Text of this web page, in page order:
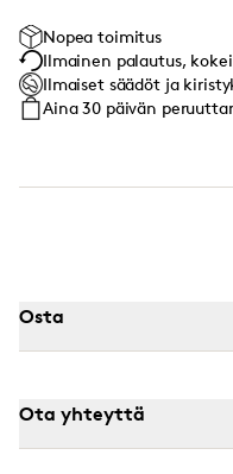
Nopea toimitus
Ilmainen palautus,
Ilmaiset säädöt ja
Aina 30 päivän
Osta
Ota yhteyttä